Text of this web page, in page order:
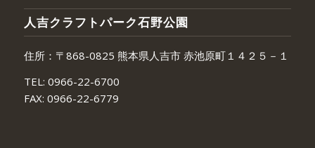
人吉クラフトパーク石野公園
住所：〒868-0825 熊本県人吉市 赤池原町１４２５－１
TEL: 0966-22-6700
FAX: 0966-22-6779